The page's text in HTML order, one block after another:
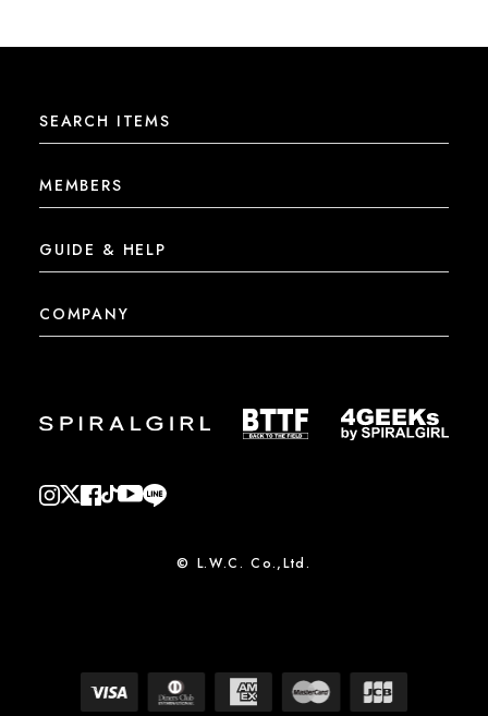
SEARCH ITEMS
MEMBERS
GUIDE & HELP
COMPANY
© L.W.C. Co.,Ltd.